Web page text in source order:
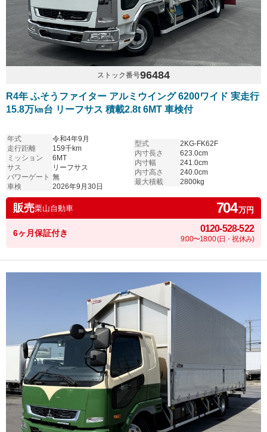
ストック番号96484
R4年 ふそうファイター アルミウイング 6200ワイド 実走行
15.8万㎞台 リーフサス 積載2.8t 6MT 車検付
年式
令和4年9月
走行距離
159千km
ミッション
6MT
サス
リーフサス
パワーゲート 無
車検
2026年9月30日
型式
2KG-FK62F
内寸長さ
623.0cm
内寸幅
241.0cm
内寸高さ
240.0cm
最大積載
2800kg
販売栗山自動車 704万円
6ヶ月保証付き 0120-528-522
9:00〜18:00 (日・祝休み)